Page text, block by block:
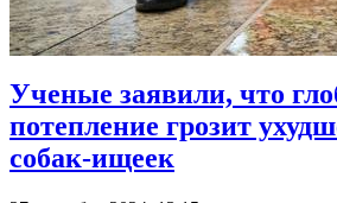
Ученые заявили, что
потепление грозит
собак-ищеек